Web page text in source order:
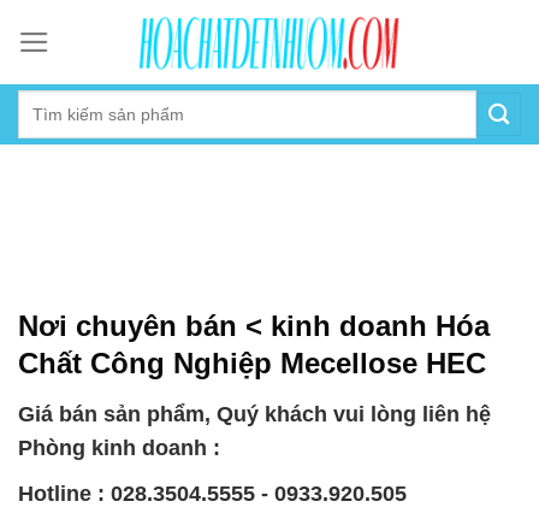
content
Nơi chuyên bán < kinh doanh Hóa
Chất Công Nghiệp Mecellose HEC
Giá bán sản phẩm, Quý khách vui lòng liên hệ
Phòng kinh doanh :
Hotline : 028.3504.5555 - 0933.920.505